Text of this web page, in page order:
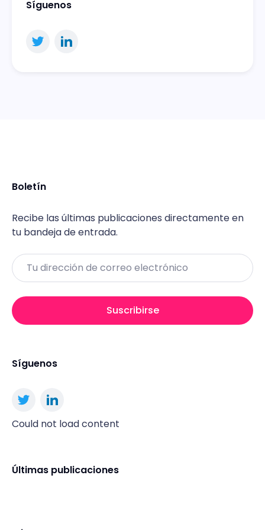
Síguenos
Boletín
Recibe las últimas publicaciones directamente en
tu bandeja de entrada.
Email
Suscribirse
Síguenos
Could not load content
Últimas publicaciones